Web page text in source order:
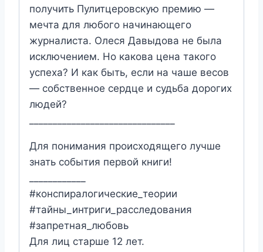
получить Пулитцеровскую премию —
мечта для любого начинающего
журналиста. Олеся Давыдова не была
исключением. Но какова цена такого
успеха? И как быть, если на чаше весов
— собственное сердце и судьба дорогих
людей?
Для понимания происходящего лучше
знать события первой книги!
#конспиралогические_теории
#тайны_интриги_расследования
#запретная_любовь
Для лиц старше 12 лет.